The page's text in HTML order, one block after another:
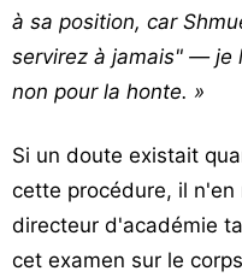
à sa position, car
servirez à jamais" — je
non pour la honte. »
Si un doute existait
cette procédure, il n'en
directeur d'académie
cet examen sur le